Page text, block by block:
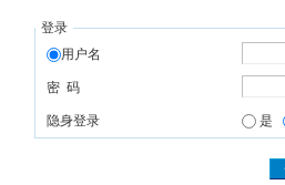
登录
用户名
密 码
隐身登录 是